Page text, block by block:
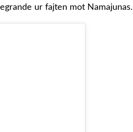
ur fajten mot Namajunas.